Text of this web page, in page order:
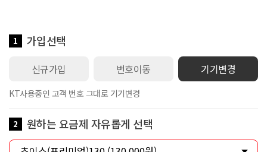
1 가입선택
신규가입 번호이동 기기변경
KT사용중인 고객 번호 그대로 기기변경
2 원하는 요금제 자유롭게 선택